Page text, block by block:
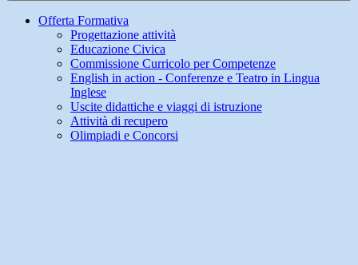
Offerta Formativa
Progettazione attività
Educazione Civica
Commissione Curricolo per Competenze
English in action - Conferenze e Teatro in Lingua
Inglese
Uscite didattiche e viaggi di istruzione
Attività di recupero
Olimpiadi e Concorsi